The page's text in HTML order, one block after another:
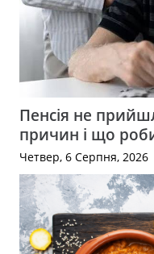
Пенсія не
причин і що
Четвер, 6 Серпня, 2026